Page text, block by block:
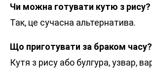
Чи можна готувати кутю з рису?
Так, це сучасна альтернатива.
Що приготувати за браком часу?
Кутя з рису або булгура, узвар,